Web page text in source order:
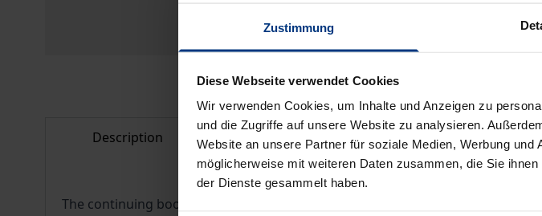
Zustimmung
Diese Webseite verwendet Cookies
Wir verwenden Cookies, um Inhalte und Anzeigen zu
und die Zugriffe auf unsere Website zu analysieren.
Website an unsere Partner für soziale Medien, Werbung
möglicherweise mit weiteren Daten zusammen, die Sie
der Dienste gesammelt haben.
Delivery cost notice
Description Bibliographical data Reviews
The continuing boom in the study of populism raises questions about new